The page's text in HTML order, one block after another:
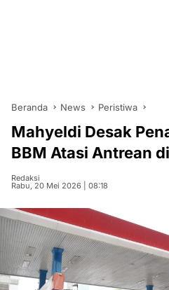
Beranda News Peristiwa
Mahyeldi Desak
BBM Atasi Antrean
Redaksi
Rabu, 20 Mei 2026 | 08:18